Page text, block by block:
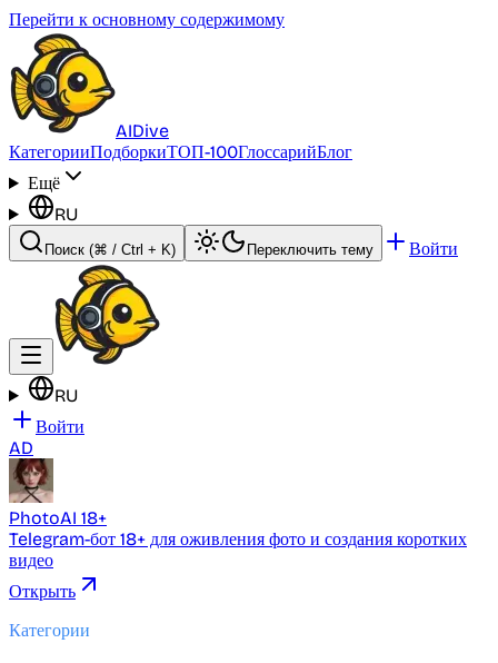
Перейти к основному содержимому
AIDive
КатегорииПодборкиТОП-100ГлоссарийБлог
Ещё
RU
Поиск (⌘ / Ctrl + K) Переключить тему Войти
RU
Войти
AD
PhotoAI 18+
Telegram-бот 18+ для оживления фото и создания коротких
видео
Открыть
Категории